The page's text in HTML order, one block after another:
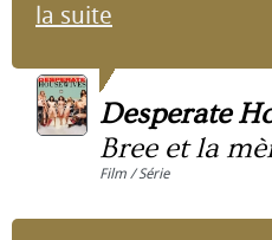
la suite
Desperate
Bree et la
Film / Série